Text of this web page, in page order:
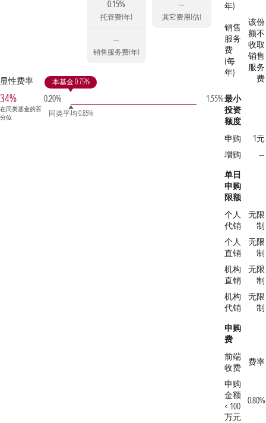
0.15%
托管费(年)
—
销售服务费(年)
—
其它费用(估)
显性费率
34%
在同类基金的百
分位
0.20%
本基金 0.75%
同类平均 0.85%
1.55%
年)
销售
服务
费
(每
年)
该份
额不
收取
销售
服务
费
最小
投资
额度
申购
1元
增购
—
单日
申购
限额
个人
代销
无限
制
个人
直销
无限
制
机构
直销
无限
制
机构
代销
无限
制
申购
费
前端
收费
费率
申购
金额
< 100
万元
0.80%